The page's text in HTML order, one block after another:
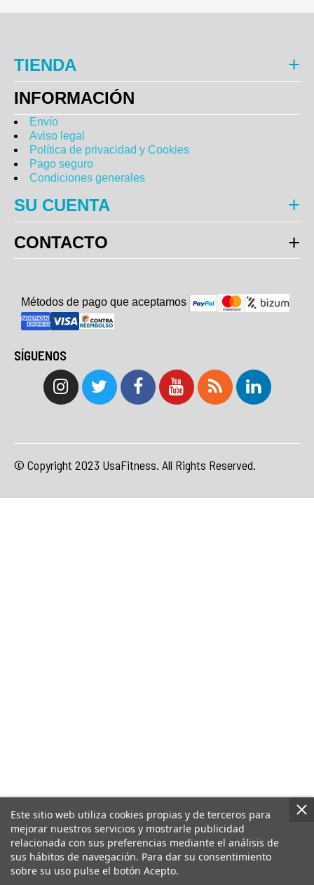
Este sitio web utiliza cookies propias y de terceros para
mejorar nuestros servicios y mostrarle publicidad
relacionada con sus preferencias mediante el análisis de
sus hábitos de navegación. Para dar su consentimiento
sobre su uso pulse el botón Acepto.
TIENDA
INFORMACIÓN
Envío
Aviso legal
Política de privacidad y Cookies
Pago seguro
Condiciones generales
SU CUENTA
CONTACTO
Métodos de pago que aceptamos
SÍGUENOS
© Copyright 2023 UsaFitness. All Rights Reserved.